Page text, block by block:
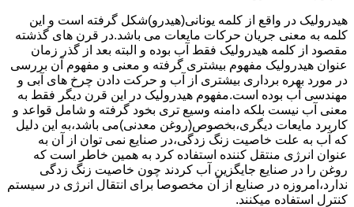
هیدرولیک در واقع از کلمه یونانی(هیدرو)شکل گرفته است و این
کلمه به معنی جریان حرکات مایعات می باشد.در قرن های گذشته
مقصود از کلمه هیدرولیک فقط آب بوده و البته بعد از گذر زمان
عنوان هیدرولیک مفهوم بیشتری گرفته و معنی و مفهوم آن بررسی
در مورد بهره برداری بیشتری از آب و حرکت دادن چرخ های آبی و
مهندسی آب بوده است.مفهوم هیدرولیک در این قرن دیگر فقط به
معنی آب نیست بلکه دامنه وسیع تری بخود گرفته و شامل قواعد و
کاربرد مایعات دیگری،بخصوص(روغن معدنی)می باشد،به این دلیل
که آب به علت خاصیت زنگ زدگی،در صنایع نمی توان از آن به
عنوان انرژی منتقل کننده استفاده کرد به همین خاطر است که
روغن را در صنایع جایگزین آب کردند چون خاصیت زنگ زدگی
ندارد،امروزه در صنایع از آن مخصوصا برای انتقال انرژی در سیستم
کنترل استفاده میکنند.